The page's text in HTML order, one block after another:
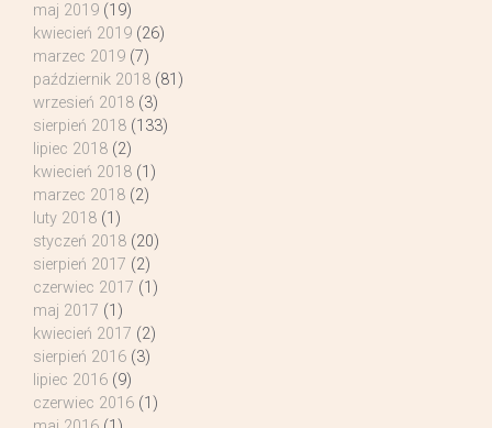
maj 2019 (19)
kwiecień 2019 (26)
marzec 2019 (7)
październik 2018 (81)
wrzesień 2018 (3)
sierpień 2018 (133)
lipiec 2018 (2)
kwiecień 2018 (1)
marzec 2018 (2)
luty 2018 (1)
styczeń 2018 (20)
sierpień 2017 (2)
czerwiec 2017 (1)
maj 2017 (1)
kwiecień 2017 (2)
sierpień 2016 (3)
lipiec 2016 (9)
czerwiec 2016 (1)